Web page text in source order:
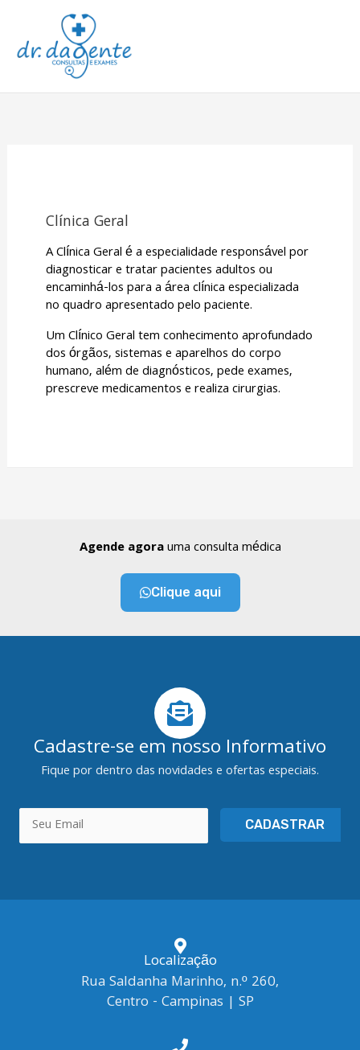
conteúdo
Clínica Geral
A Clínica Geral é a especialidade responsável por
diagnosticar e tratar pacientes adultos ou
encaminhá-los para a área clínica especializada
no quadro apresentado pelo paciente.
Um Clínico Geral tem conhecimento aprofundado
dos órgãos, sistemas e aparelhos do corpo
humano, além de diagnósticos, pede exames,
prescreve medicamentos e realiza cirurgias.
Agende agorauma consulta médica
Clique aqui
Cadastre-se em nosso Informativo
Fique por dentro das novidades e ofertas especiais.
CADASTRAR
Localização
Rua Saldanha Marinho, n.º 260,
Centro - Campinas | SP